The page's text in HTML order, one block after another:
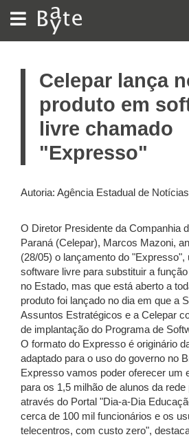
BATE
BYTE
Celepar lança
produto em
livre chamado
"Expresso"
Autoria: Agência Estadual de Notícias
O Diretor Presidente da Companhia
Paraná (Celepar), Marcos Mazoni,
(28/05) o lançamento do "Expresso",
software livre para substituir a
no Estado, mas que está aberto a
produto foi lançado no dia em que a
Assuntos Estratégicos e a Celepar
de implantação do Programa de
O formato do Expresso é originário
adaptado para o uso do governo no
Expresso vamos poder oferecer um
para os 1,5 milhão de alunos da rede
através do Portal "Dia-a-Dia
cerca de 100 mil funcionários e os
telecentros, com custo zero",